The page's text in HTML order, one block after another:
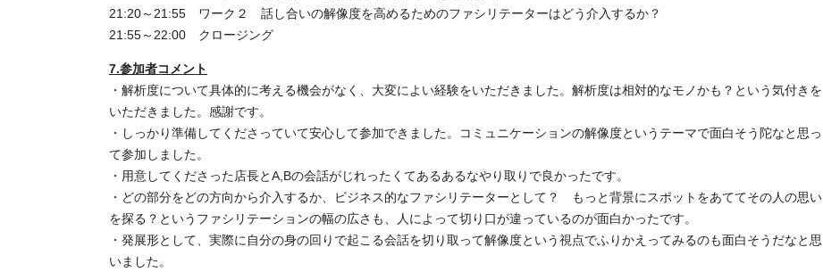
21:20～21:55 ワーク２ 話し合いの解像度を高めるためのファシリテーターはどう介入するか？
21:55～22:00 クロージング
7.参加者コメント
・解析度について具体的に考える機会がなく、大変によい経験をいただきました。解析度は相対的なモノかも？という気付きを
いただきました。感謝です。
・しっかり準備してくださっていて安心して参加できました。コミュニケーションの解像度というテーマで面白そう陀なと思っ
て参加しました。
・用意してくださった店長とA,Bの会話がじれったくてあるあるなやり取りで良かったです。
・どの部分をどの方向から介入するか、ビジネス的なファシリテーターとして？ もっと背景にスポットをあててその人の思い
を探る？というファシリテーションの幅の広さも、人によって切り口が違っているのが面白かったです。
・発展形として、実際に自分の身の回りで起こる会話を切り取って解像度という視点でふりかえってみるのも面白そうだなと思
いました。